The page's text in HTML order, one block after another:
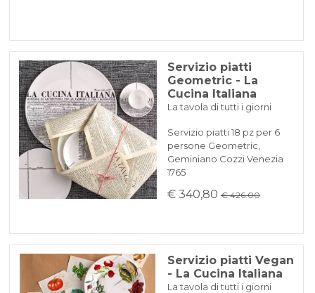
Servizio piatti
Geometric - La
Cucina Italiana
La tavola di tutti i giorni
Servizio piatti 18 pz per 6
persone Geometric,
Geminiano Cozzi Venezia
1765
€ 340,80 € 426.00
Servizio piatti Vegan
- La Cucina Italiana
La tavola di tutti i giorni